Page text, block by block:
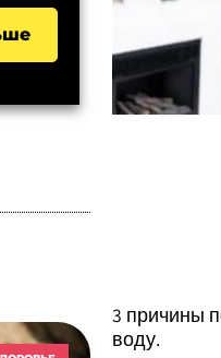
3 причины
воду.